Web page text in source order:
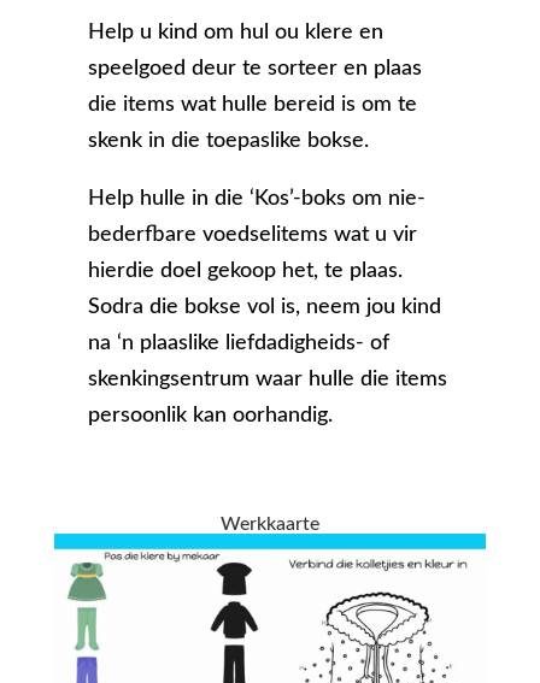
Help u kind om hul ou klere en
speelgoed deur te sorteer en plaas
die items wat hulle bereid is om te
skenk in die toepaslike bokse.
Help hulle in die ‘Kos’-boks om nie-
bederfbare voedselitems wat u vir
hierdie doel gekoop het, te plaas.
Sodra die bokse vol is, neem jou kind
na ‘n plaaslike liefdadigheids- of
skenkingsentrum waar hulle die items
persoonlik kan oorhandig.
Werkkaarte